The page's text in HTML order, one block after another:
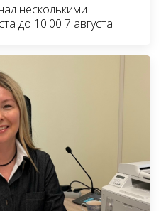
несколькими
до 10:00 7 августа